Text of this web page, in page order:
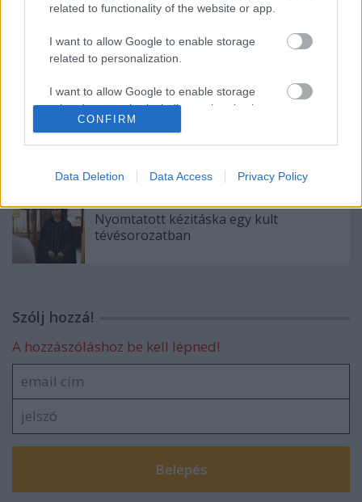
related to functionality of the website or app.
I want to allow Google to enable storage
related to personalization.
I want to allow Google to enable storage
related to security, including authentication
functionality and fraud prevention, and other
user protection.
CONFIRM
Data Deletion Data Access Privacy Policy
Műholdfejlesztés INTAMSYS additív
technológiákkal
A Walmart 3D nyomatással bővíti egyik
üzletét
Nyomtatott kézitáska egy kult
tévésorozatban
Szólj hozzá!
A hozzászóláshoz be kell lépned!